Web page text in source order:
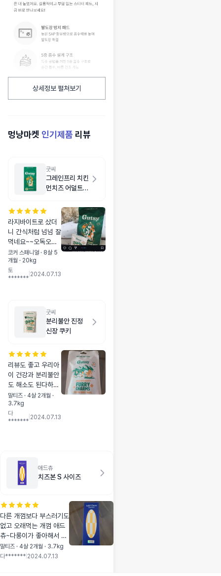
상세정보 펼쳐보기
멍냥마켓 인기제품 리뷰
굿씨
그레인프리 치킨
먼치즈 어덜트
라지바이트로 샀더
니 간식처럼 넘넘 잘
먹네요~~오독오독
씹어서 먹는소리에
맛있어하는게 느껴
집니다 밥으로 먹을
코커 스패니얼 · 8살 5
개월 · 20kg
토
*******
2024.07.13
굿씨
분리불안 진정
신장 쿠키
리뷰도 좋고 우리아
이 건강과 분리불안
도 해소도 된다하여
구입하여본 제품 반
으로 잘라주니 잘 먹
네요 좋은 제품 늘
말티즈 · 4살 2개월 ·
3.7kg
다
*******
2024.07.13
애드츄
치즈본 S 사이즈
다른 개껌보다 부스러기도
없고 오래먹는 개껌 애드
츄~다롱이가 좋아해서 4
번째 구입한 제품이예요
말티즈 · 4살 2개월 · 3.7kg
다******* 2024.07.13